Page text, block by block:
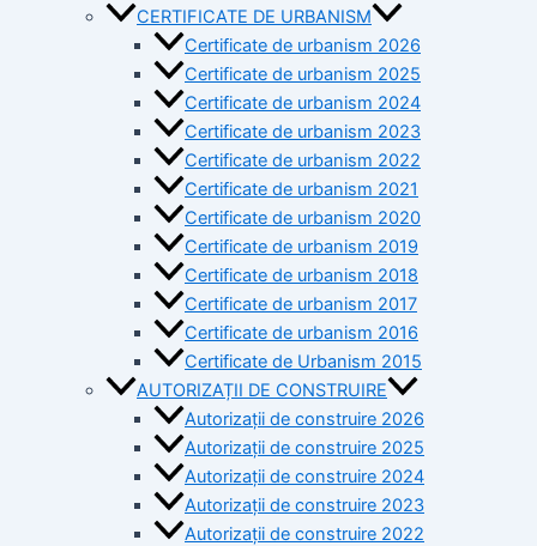
CERTIFICATE DE URBANISM
Certificate de urbanism 2026
Certificate de urbanism 2025
Certificate de urbanism 2024
Certificate de urbanism 2023
Certificate de urbanism 2022
Certificate de urbanism 2021
Certificate de urbanism 2020
Certificate de urbanism 2019
Certificate de urbanism 2018
Certificate de urbanism 2017
Certificate de urbanism 2016
Certificate de Urbanism 2015
AUTORIZAȚII DE CONSTRUIRE
Autorizații de construire 2026
Autorizații de construire 2025
Autorizații de construire 2024
Autorizații de construire 2023
Autorizații de construire 2022